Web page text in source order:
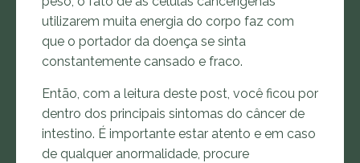
utilizarem muita energia do corpo faz com
que o portador da doença se sinta
constantemente cansado e fraco.
Então, com a leitura deste post, você ficou por
dentro dos principais sintomas do câncer de
intestino. É importante estar atento e em caso
de qualquer anormalidade, procure